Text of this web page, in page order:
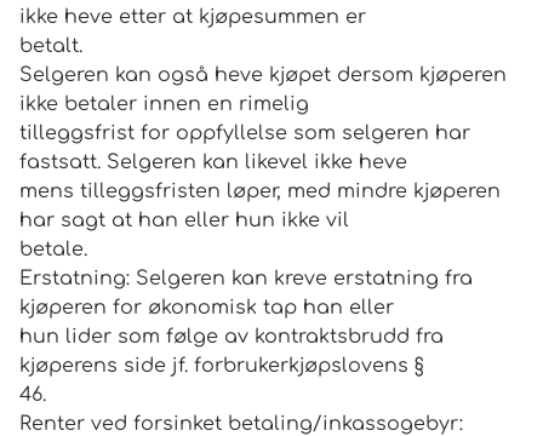
ikke heve etter at kjøpesummen er
betalt.
Selgeren kan også heve kjøpet dersom kjøperen
ikke betaler innen en rimelig
tilleggsfrist for oppfyllelse som selgeren har
fastsatt. Selgeren kan likevel ikke heve
mens tilleggsfristen løper, med mindre kjøperen
har sagt at han eller hun ikke vil
betale.
Erstatning: Selgeren kan kreve erstatning fra
kjøperen for økonomisk tap han eller
hun lider som følge av kontraktsbrudd fra
kjøperens side jf. forbrukerkjøpslovens §
46.
Renter ved forsinket betaling/inkassogebyr: